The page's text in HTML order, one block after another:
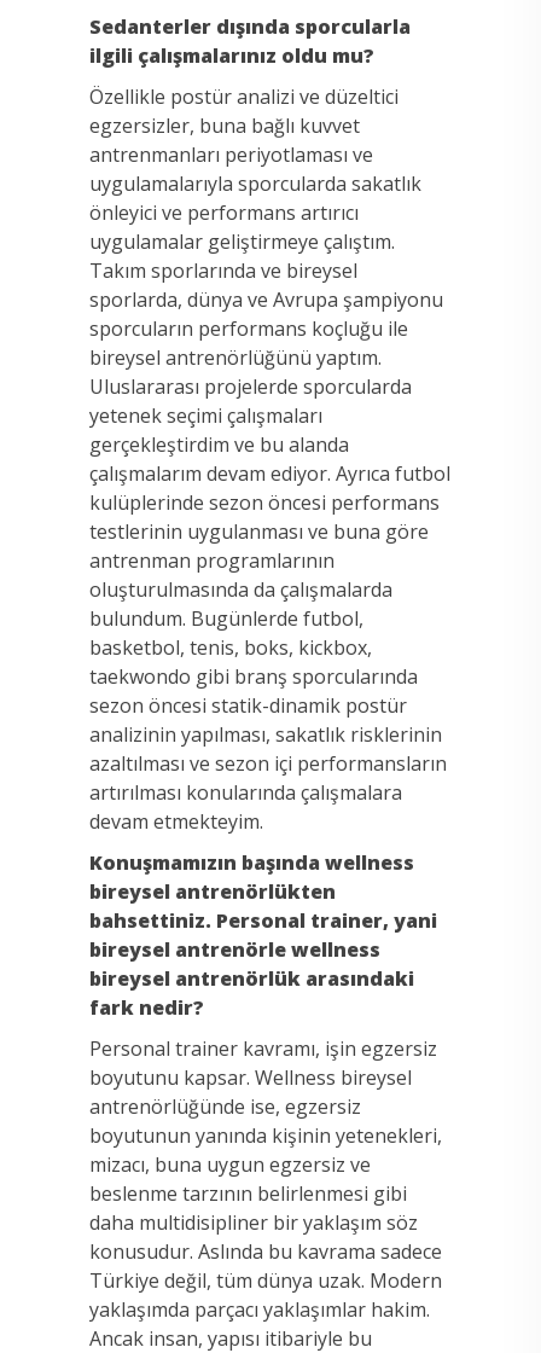
Sedanterler dışında sporcularla
ilgili çalışmalarınız oldu mu?
Özellikle postür analizi ve düzeltici
egzersizler, buna bağlı kuvvet
antrenmanları periyotlaması ve
uygulamalarıyla sporcularda sakatlık
önleyici ve performans artırıcı
uygulamalar geliştirmeye çalıştım.
Takım sporlarında ve bireysel
sporlarda, dünya ve Avrupa şampiyonu
sporcuların performans koçluğu ile
bireysel antrenörlüğünü yaptım.
Uluslararası projelerde sporcularda
yetenek seçimi çalışmaları
gerçekleştirdim ve bu alanda
çalışmalarım devam ediyor. Ayrıca futbol
kulüplerinde sezon öncesi performans
testlerinin uygulanması ve buna göre
antrenman programlarının
oluşturulmasında da çalışmalarda
bulundum. Bugünlerde futbol,
basketbol, tenis, boks, kickbox,
taekwondo gibi branş sporcularında
sezon öncesi statik-dinamik postür
analizinin yapılması, sakatlık risklerinin
azaltılması ve sezon içi performansların
artırılması konularında çalışmalara
devam etmekteyim.
Konuşmamızın başında wellness
bireysel antrenörlükten
bahsettiniz. Personal trainer, yani
bireysel antrenörle wellness
bireysel antrenörlük arasındaki
fark nedir?
Personal trainer kavramı, işin egzersiz
boyutunu kapsar. Wellness bireysel
antrenörlüğünde ise, egzersiz
boyutunun yanında kişinin yetenekleri,
mizacı, buna uygun egzersiz ve
beslenme tarzının belirlenmesi gibi
daha multidisipliner bir yaklaşım söz
konusudur. Aslında bu kavrama sadece
Türkiye değil, tüm dünya uzak. Modern
yaklaşımda parçacı yaklaşımlar hakim.
Ancak insan, yapısı itibariyle bu